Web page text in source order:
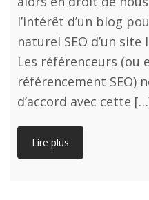
l’intérêt d’un blog
naturel SEO d’un
Les référenceurs (ou
référencement SEO)
d’accord avec cette
Lire plus